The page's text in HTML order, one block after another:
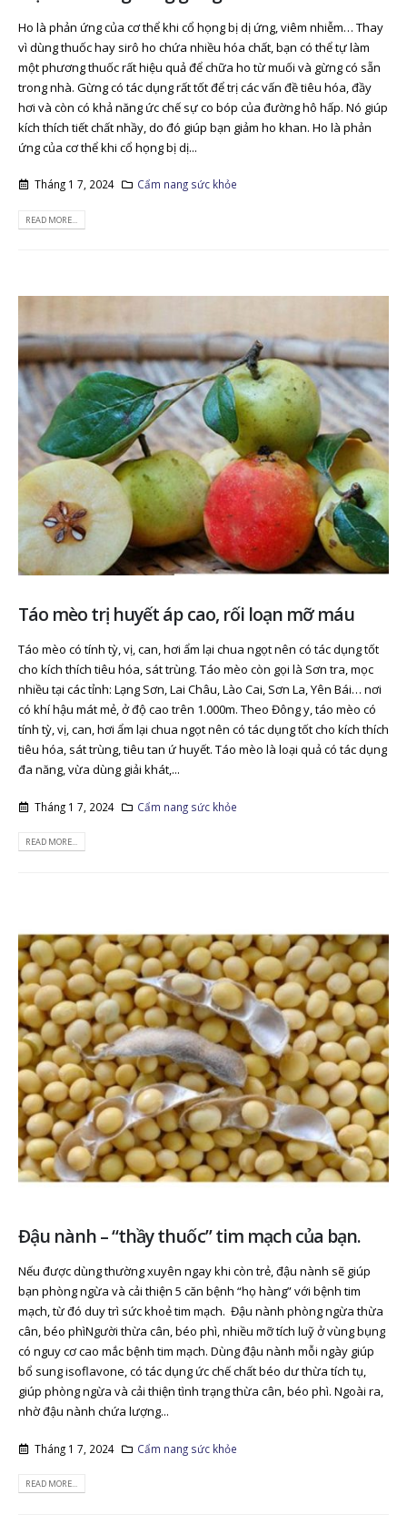
Ho là phản ứng của cơ thể khi cổ họng bị dị ứng, viêm nhiễm… Thay
vì dùng thuốc hay sirô ho chứa nhiều hóa chất, bạn có thể tự làm
một phương thuốc rất hiệu quả để chữa ho từ muối và gừng có sẵn
trong nhà. Gừng có tác dụng rất tốt để trị các vấn đề tiêu hóa, đầy
hơi và còn có khả năng ức chế sự co bóp của đường hô hấp. Nó giúp
kích thích tiết chất nhầy, do đó giúp bạn giảm ho khan. Ho là phản
ứng của cơ thể khi cổ họng bị dị...
Tháng 1 7, 2024 Cẩm nang sức khỏe
READ MORE...
Táo mèo trị huyết áp cao, rối loạn mỡ máu
Táo mèo có tính tỳ, vị, can, hơi ẩm lại chua ngọt nên có tác dụng tốt
cho kích thích tiêu hóa, sát trùng. Táo mèo còn gọi là Sơn tra, mọc
nhiều tại các tỉnh: Lạng Sơn, Lai Châu, Lào Cai, Sơn La, Yên Bái… nơi
có khí hậu mát mẻ, ở độ cao trên 1.000m. Theo Đông y, táo mèo có
tính tỳ, vị, can, hơi ẩm lại chua ngọt nên có tác dụng tốt cho kích thích
tiêu hóa, sát trùng, tiêu tan ứ huyết. Táo mèo là loại quả có tác dụng
đa năng, vừa dùng giải khát,...
Tháng 1 7, 2024 Cẩm nang sức khỏe
READ MORE...
Đậu nành – “thầy thuốc” tim mạch của bạn.
Nếu được dùng thường xuyên ngay khi còn trẻ, đậu nành sẽ giúp
bạn phòng ngừa và cải thiện 5 căn bệnh “họ hàng” với bệnh tim
mạch, từ đó duy trì sức khoẻ tim mạch. Đậu nành phòng ngừa thừa
cân, béo phìNgười thừa cân, béo phì, nhiều mỡ tích luỹ ở vùng bụng
có nguy cơ cao mắc bệnh tim mạch. Dùng đậu nành mỗi ngày giúp
bổ sung isoflavone, có tác dụng ức chế chất béo dư thừa tích tụ,
giúp phòng ngừa và cải thiện tình trạng thừa cân, béo phì. Ngoài ra,
nhờ đậu nành chứa lượng...
Tháng 1 7, 2024 Cẩm nang sức khỏe
READ MORE...